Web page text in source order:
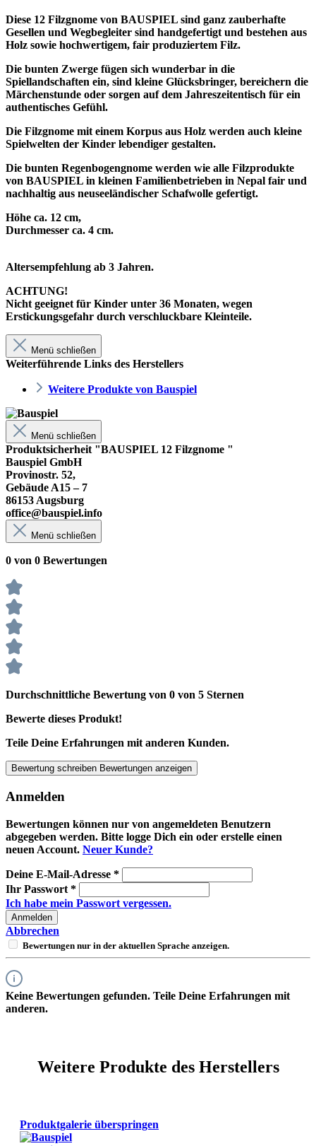
Diese 12 Filzgnome von BAUSPIEL sind ganz zauberhafte
Gesellen und Wegbegleiter sind handgefertigt und bestehen aus
Holz sowie hochwertigem, fair produziertem Filz.
Die bunten Zwerge fügen sich wunderbar in die
Spiellandschaften ein, sind kleine Glücksbringer, bereichern die
Märchenstunde oder sorgen auf dem Jahreszeitentisch für ein
authentisches Gefühl.
Die Filzgnome mit einem Korpus aus Holz werden auch kleine
Spielwelten der Kinder lebendiger gestalten.
Die bunten Regenbogengnome werden wie alle Filzprodukte
von BAUSPIEL in kleinen Familienbetrieben in Nepal fair und
nachhaltig aus neuseeländischer Schafwolle gefertigt.
Höhe ca. 12 cm,
Durchmesser ca. 4 cm.
Altersempfehlung ab 3 Jahren.
ACHTUNG!
Nicht geeignet für Kinder unter 36 Monaten, wegen
Erstickungsgefahr durch verschluckbare Kleinteile.
Menü schließen
Weiterführende Links des Herstellers
Weitere Produkte von Bauspiel
Menü schließen
Produktsicherheit "BAUSPIEL 12 Filzgnome "
Bauspiel GmbH
Provinostr. 52,
Gebäude A15 – 7
86153 Augsburg
office@bauspiel.info
Menü schließen
0 von 0 Bewertungen
Durchschnittliche Bewertung von 0 von 5 Sternen
Bewerte dieses Produkt!
Teile Deine Erfahrungen mit anderen Kunden.
Bewertung schreiben Bewertungen anzeigen
Anmelden
Bewertungen können nur von angemeldeten Benutzern
abgegeben werden. Bitte logge Dich ein oder erstelle einen
neuen Account. Neuer Kunde?
Deine E-Mail-Adresse *
Ihr Passwort *
Ich habe mein Passwort vergessen.
Anmelden
Abbrechen
Bewertungen nur in der aktuellen Sprache anzeigen.
Keine Bewertungen gefunden. Teile Deine Erfahrungen mit
anderen.
Weitere Produkte des Herstellers
Produktgalerie überspringen